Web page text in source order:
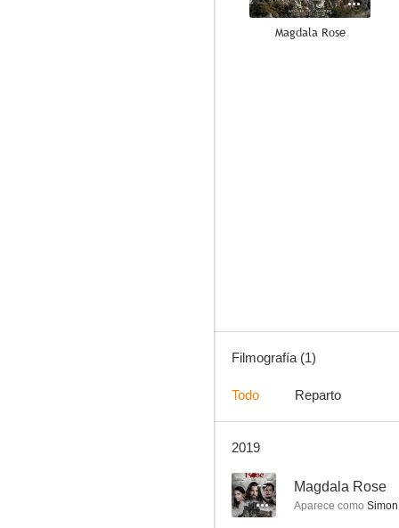
Magdala Rose
Filmografía (1)
Todo Reparto
2019
-- Magdala Rose
Aparece como